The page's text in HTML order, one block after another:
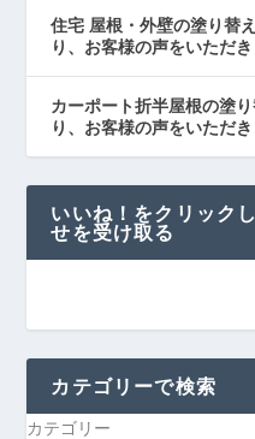
住宅 屋根・外壁の塗り替
り、お客様の声をいただ
カーポート折半屋根の塗
り、お客様の声をいただ
いいね！をクリック
せを受け取る
カテゴリーで検索
カテゴリー